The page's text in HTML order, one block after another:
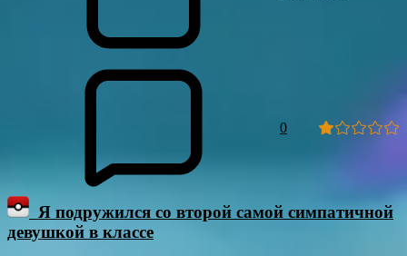
0
Я подружился со второй самой симпатичной
девушкой в классе